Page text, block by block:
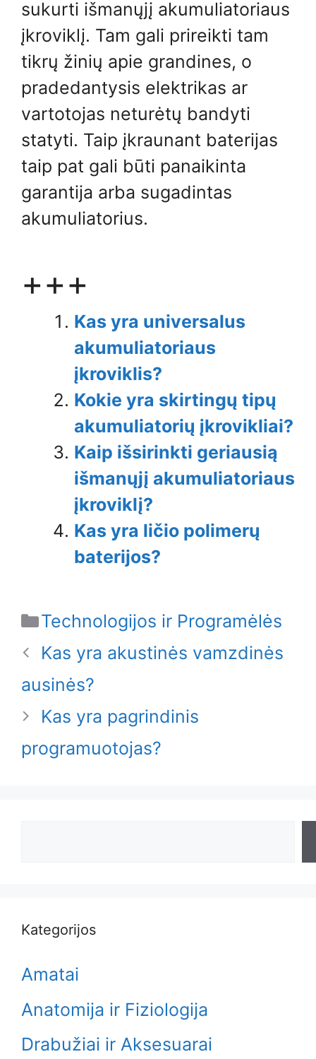
sukurti išmanųjį akumuliatoriaus
įkroviklį. Tam gali prireikti tam
tikrų žinių apie grandines, o
pradedantysis elektrikas ar
vartotojas neturėtų bandyti
statyti. Taip įkraunant baterijas
taip pat gali būti panaikinta
garantija arba sugadintas
akumuliatorius.
+++
Kas yra universalus
akumuliatoriaus
įkroviklis?
Kokie yra skirtingų tipų
akumuliatorių įkrovikliai?
Kaip išsirinkti geriausią
išmanųjį akumuliatoriaus
įkroviklį?
Kas yra ličio polimerų
baterijos?
Categories
Technologijos ir Programėlės
Kas yra akustinės vamzdinės
ausinės?
Kas yra pagrindinis
programuotojas?
Kategorijos
Amatai
Anatomija ir Fiziologija
Drabužiai ir Aksesuarai